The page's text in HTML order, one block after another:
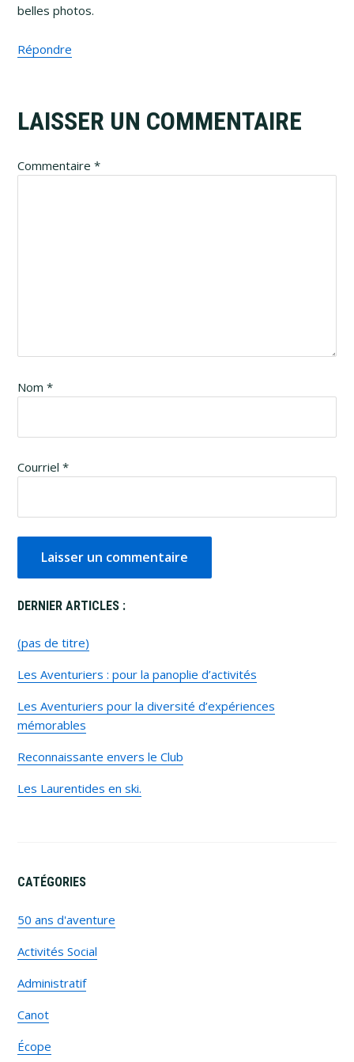
belles photos.
Répondre
LAISSER UN COMMENTAIRE
Commentaire*
Nom*
Courriel*
Primary
Sidebar
DERNIER ARTICLES :
(pas de titre)
Les Aventuriers : pour la panoplie d’activités
Les Aventuriers pour la diversité d’expériences
mémorables
Reconnaissante envers le Club
Les Laurentides en ski.
CATÉGORIES
50 ans d'aventure
Activités Social
Administratif
Canot
Écope